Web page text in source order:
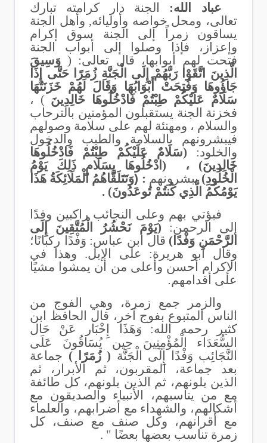
عباد الله: الجنة دار كرامته تبارك
تعالى، ومحل خواصه وأوليائه, وأهل الجنة
يساقون زمراً إلى الجنة سوق إكرام
وإعزاز، فإذا وصلوا إلى أبواب الجنة
فتحت لهم أبوابها، قال تعالى: ( وَسِيقَ
الَّذِينَ اتَّقَوْا رَبَّهُمْ إِلَى الْجَنَّةِ زُمَرًا حَتَّى إِذَا
جَاؤُوهَا وَفُتِحَتْ أَبْوَابُهَا وَقَالَ لَهُمْ خَزَنَتُهَا
سَلَامٌ عَلَيْكُمْ طِبْتُمْ فَادْخُلُوهَا خَالِدِينَ ) ،
فخزنة الجنة يستقبلون المؤمنين بالترحاب
والسلام ، ومهنئة لهم على سلامة وصولهم
فيبشرونهم بالسلامة والطيب والدخول
والخلود: (سَلَامٌ عَلَيْكُمْ طِبْتُمْ فَادْخُلُوهَا
خَالِدِينَ) ،
(ادْخُلُوهَا بِسَلَامٍ ذَلِكَ يَوْمُ
الْخُلُودِ)يبشرونهم :
)وَتَتَلَقَّاهُمُ الْمَلَائِكَةُ هَذَا
يَوْمُكُمُ الَّذِي كُنتُمْ تُوعَدُونَ) .
فيؤتي بهم وعلى النجائب راكبين وفدًا
إلى الرحمن: (يَوْمَ نَحْشُرُ الْمُتَّقِينَ إِلَى
الرَّحْمَنِ وَفْدًا) قال ابن عباس: وَفْدًا
ركبانًا؛
وقال أبو هريرة: على الإبل. وهذا في
الإكرام أحسن وأعلى من أن يمشوا مشيًا
على أقدامهم.
والزمر جمع زمرة، وهي الفوج من
الناس المتبوع بفوج آخر، قال الحافظ ابن
كثير رحمه الله:
وَهَذَا إِخْبَار عَنْ حَال
السُّعَدَاء الْمُؤْمِنِينَ حِين يُسَاقُونَ عَلَى
النَّجَائِب وَفْدًا إِلَى الْجَنَّة ( زُمَرًا ) جماعة
بعد جماعة، المقربون، ثم الأبرار، ثم
الذين يلونهم، ثم الذين يلونهم، كل طائفة
مع من يناسبهم، الأنبياء والصديقون مع
أشكالهم، والشهداء مع أضرابهم، والعلماء
مع أقرانهم، وكل صنف مع صنف، كل
زمرة تناسب بعضها بعضًا " .